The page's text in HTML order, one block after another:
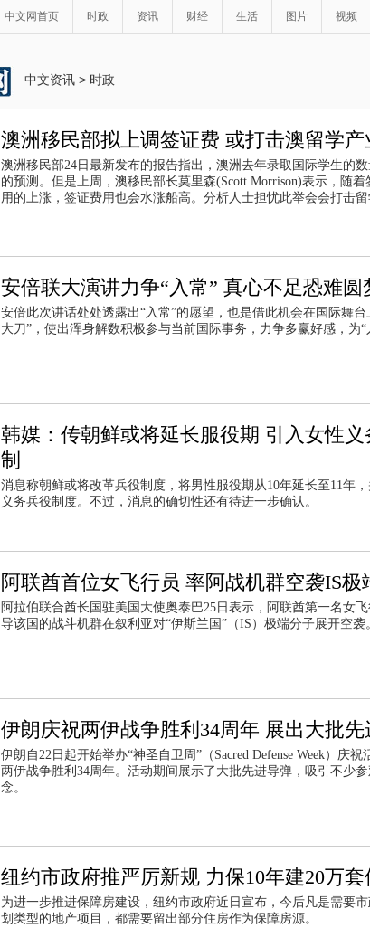
中文网首页 时政 资讯 财经 生活 图片 视频
中文资讯 > 时政
澳洲移民部拟上调签证费 或打击澳留学产
澳洲移民部24日最新发布的报告指出，澳洲去年录取国际学生的
的预测。但是上周，澳移民部长莫里森(Scott Morrison)表示，随着
用的上涨，签证费用也会水涨船高。分析人士担忧此举会会打击留
安倍联大演讲力争“入常” 真心不足恐难圆
安倍此次讲话处处透露出“入常”的愿望，也是借此机会在国际舞台
大刀”，使出浑身解数积极参与当前国际事务，力争多赢好感，为“
韩媒：传朝鲜或将延长服役期 引入女性义
制
消息称朝鲜或将改革兵役制度，将男性服役期从10年延长至11年
义务兵役制度。不过，消息的确切性还有待进一步确认。
阿联酋首位女飞行员 率阿战机群空袭IS极
阿拉伯联合酋长国驻美国大使奥泰巴25日表示，阿联酋第一名女
导该国的战斗机群在叙利亚对“伊斯兰国”（IS）极端分子展开空袭
伊朗庆祝两伊战争胜利34周年 展出大批先
伊朗自22日起开始举办“神圣自卫周”（Sacred Defense Week）庆祝
两伊战争胜利34周年。活动期间展示了大批先进导弹，吸引不少
念。
纽约市政府推严厉新规 力保10年建20万套
为进一步推进保障房建设，纽约市政府近日宣布，今后凡是需要
划类型的地产项目，都需要留出部分住房作为保障房源。